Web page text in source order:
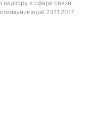
в сфере связи,
23.11.2017